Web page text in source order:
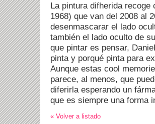
La pintura difherida
1968) que van del 2008 al
desenmascarar el lado
también el lado oculto de
que pintar es pensar,
pinta y porqué pinta para
Aunque estas cool
parece, al menos, que
diferirla esperando un
que es siempre una forma
« Volver a listado